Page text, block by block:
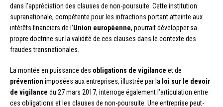
dans l’appréciation des clauses de non-poursuite. Cette institution
supranationale, compétente pour les infractions portant atteinte aux
intérêts financiers de l’Union européenne, pourrait développer sa
propre doctrine sur la validité de ces clauses dans le contexte des
fraudes transnationales.
La montée en puissance des obligations de vigilance et de
prévention imposées aux entreprises, illustrée par la loi sur le devoir
de vigilance du 27 mars 2017, interroge également l’articulation entre
ces obligations et les clauses de non-poursuite. Une entreprise peut-